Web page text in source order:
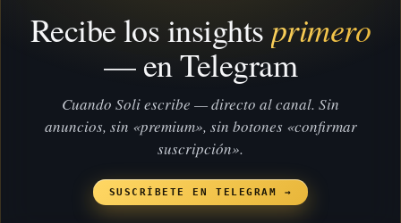
Recibe los insights primero
— en Telegram
Cuando Soli escribe — directo al canal. Sin
anuncios, sin «premium», sin botones «confirmar
suscripción».
SUSCRÍBETE EN TELEGRAM →